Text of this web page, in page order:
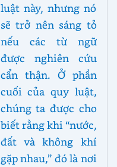
luật này, nhưng nó
sẽ trở nên sáng tỏ
nếu các từ ngữ
được nghiên cứu
cẩn thận. Ở phần
cuối của quy luật,
chúng ta được cho
biết rằng khi “nước,
đất và không khí
gặp nhau,” đó là nơi